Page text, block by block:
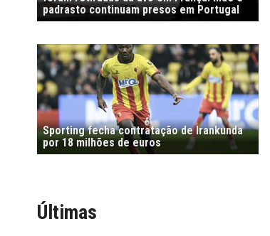
padrasto continuam presos em Portugal
Sporting fecha contratação de Irankunda
por 18 milhões de euros
Últimas